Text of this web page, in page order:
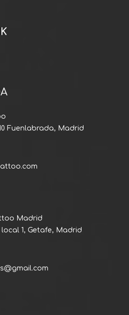
Fuenlabrada, Madrid
Madrid
1, Getafe, Madrid